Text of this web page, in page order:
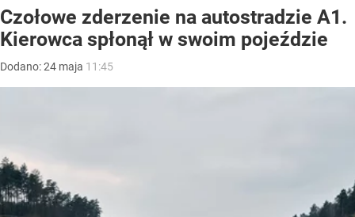
Czołowe zderzenie na autostradzie A1.
Kierowca spłonął w swoim pojeździe
Dodano:24 maja 11:45